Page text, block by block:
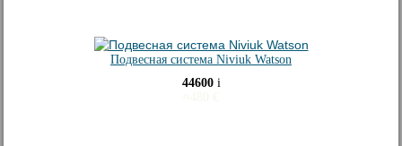
Подвесная система Niviuk Watson
44600 i